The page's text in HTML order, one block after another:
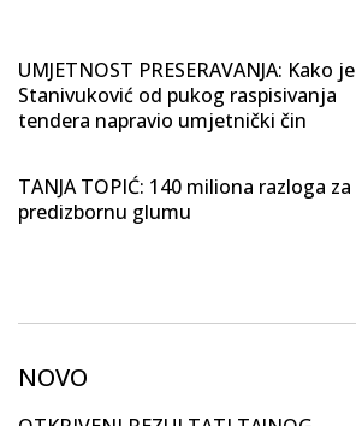
UMJETNOST PRESERAVANJA: Kako je
Stanivuković od pukog raspisivanja
tendera napravio umjetnički čin
TANJA TOPIĆ: 140 miliona razloga za
predizbornu glumu
NOVO